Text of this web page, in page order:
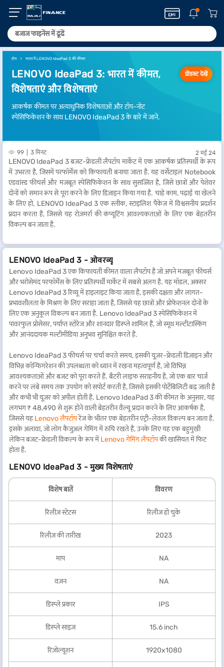
होम भारत में LENOVO IdeaPad 3 की कीमत
LENOVO IdeaPad 3: भारत में कीमत,
विशेषताएं और विशेषताएं
आकर्षक कीमत पर अत्याधुनिक विशेषताओं और टॉप-नोट
स्पेसिफिकेशन के साथ LENOVO IdeaPad 3 के बारे में जानें.
प्रोडक्ट देखें
99 3 मिनट 2 मई 24
LENOVO IdeaPad 3 बजट-फ्रेंडली लैपटॉप मार्केट में एक आकर्षक प्रतिस्पर्धी के रूप
में उभरता है, जिसमें परफॉर्मेंस को किफायती बनाया जाता है. यह वर्सेटाइल Notebook
एडवांस्ड फीचर्स और मजबूत स्पेसिफिकेशन के साथ सुसज्जित है, जिसे छात्रों और पेशेवर
दोनों को समान रूप से पूरा करने के लिए डिज़ाइन किया गया है. चाहे काम, पढ़ाई या खेलने
के लिए हो, LENOVO IdeaPad 3 एक स्लीक, स्टाइलिश पैकेज में विश्वसनीय प्रदर्शन
प्रदान करता है, जिससे यह रोज़मर्रा की कंप्यूटिंग आवश्यकताओं के लिए एक बेहतरीन
विकल्प बन जाता है.
LENOVO IdeaPad 3 - ओवरव्यू
Lenovo IdeaPad 3 एक किफायती कीमत वाला लैपटॉप है जो अपने मजबूत फीचर्स
और भरोसेमंद परफॉर्मेंस के लिए प्रतिस्पर्धी मार्केट में सबसे अलग है. यह मॉडल, अक्सर
Lenovo IdeaPad 3 रिव्यू में हाइलाइट किया जाता है, इसकी दक्षता और लागत-
प्रभावशीलता के मिश्रण के लिए सराहा जाता है, जिससे यह छात्रों और प्रोफेशनल दोनों के
लिए एक अनुकूल विकल्प बन जाता है. Lenovo IdeaPad 3 स्पेसिफिकेशन में
पावरफुल प्रोसेसर, पर्याप्त स्टोरेज और शानदार डिस्प्ले शामिल हैं, जो स्मूथ मल्टीटास्किंग
और आनंददायक मल्टीमीडिया अनुभव सुनिश्चित करते हैं.
Lenovo IdeaPad 3 फीचर्स पर चर्चा करते समय, इसकी यूज़र-फ्रेंडली डिज़ाइन और
विभिन्न कॉन्फिगरेशन की उपलब्धता को ध्यान में रखना महत्वपूर्ण है, जो विभिन्न
आवश्यकताओं और बजट को पूरा करते हैं. बैटरी लाइफ सराहनीय है, जो एक बार चार्ज
करने पर लंबे समय तक उपयोग को सपोर्ट करती है, जिससे इसकी पोर्टेबिलिटी बढ़ जाती है
और कभी भी यूज़र को अपील होती है. Lenovo IdeaPad 3 की कीमत के अनुसार, यह
लगभग ₹ 48,490 से शुरू होने वाली बेहतरीन वैल्यू प्रदान करने के लिए आकर्षक है,
जिससे यहLenovo लैपटॉपरेंज के भीतर एक बेहतरीन एंट्री-लेवल विकल्प बन जाता है.
इसके अलावा, जो लोग कैजुअल गेमिंग में रुचि रखते हैं, उनके लिए यह एक बहुमुखी
लेकिन बजट-फ्रेंडली विकल्प के रूप में Lenovo गेमिंग लैपटॉपकी खासियत में फिट
होता है.
LENOVO IdeaPad 3 - मुख्य विशेषताएं
विशेष बातें विवरण
रिलीज़ स्टेटस रिलीज हो चुके
रिलीज़ की तारीख 2023
माप NA
वज़न NA
डिस्प्ले प्रकार IPS
डिस्प्ले साइज़ 15.6 inch
रिज़ोल्यूशन 1920x1080